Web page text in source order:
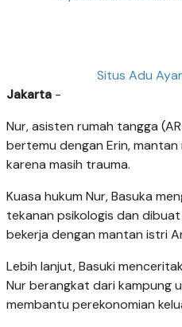
Situs Adu
Jakarta -
Nur, asisten rumah tangga
bertemu dengan Erin,
karena masih trauma.
Kuasa hukum Nur, Basuka
tekanan psikologis dan
bekerja dengan mantan istri
Lebih lanjut, Basuki
Nur berangkat dari kampung
membantu perekonomian